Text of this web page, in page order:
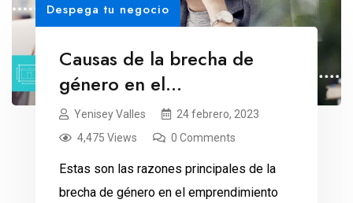
Despega tu negocio
Causas de la brecha de
género en el
emprendimiento
Yenisey Valles
24 febrero, 2023
4,475 Views
0 Comments
Estas son las razones principales de la
brecha de género en el emprendimiento